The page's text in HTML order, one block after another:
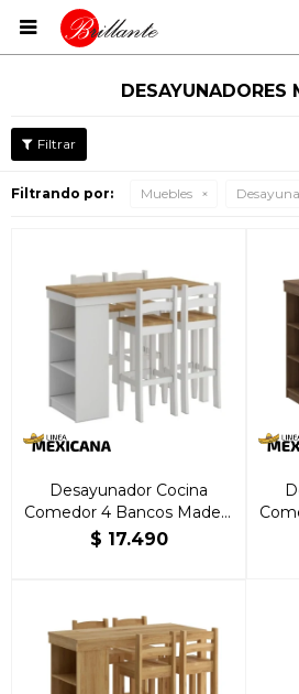

DESAYUNADORES
Filtrando por: Muebles
Desayunador Cocina
Comedor 4 Bancos Madera
Blanco
$ 17.490